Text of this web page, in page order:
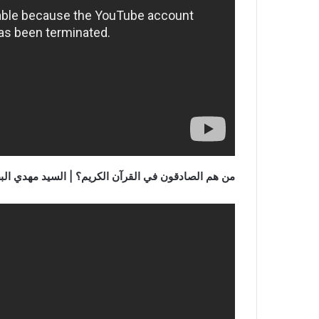
من هم الصادقون في القرآن الكريم؟ | السيد مهدي